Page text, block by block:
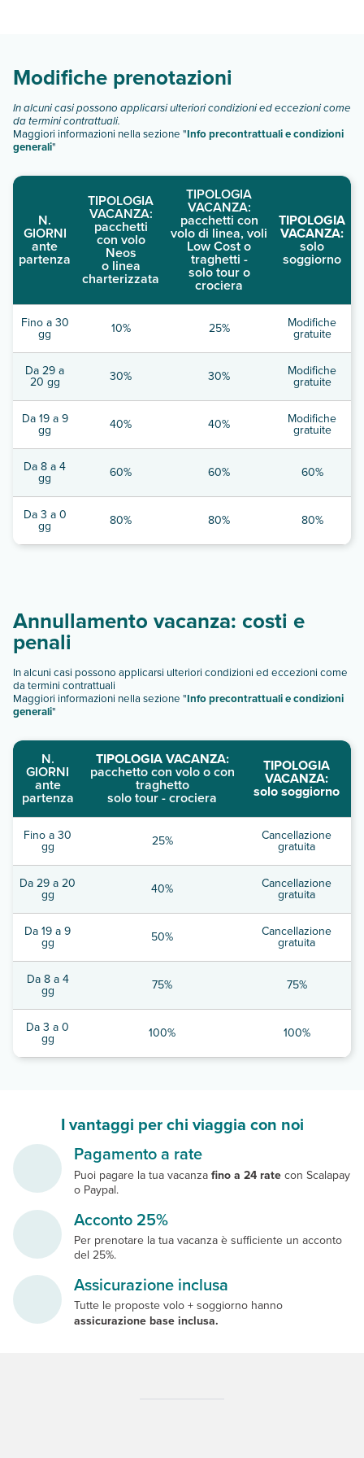
Modifiche prenotazioni
In alcuni casi possono applicarsi ulteriori condizioni ed eccezioni come
da termini contrattuali.
Maggiori informazioni nella sezione "Info precontrattuali e condizioni
generali"
N.
GIORNI
ante
partenza
TIPOLOGIA
VACANZA:
pacchetti
con volo
Neos
o linea
charterizzata
TIPOLOGIA
VACANZA:
pacchetti con
volo di linea, voli
Low Cost o
traghetti -
solo tour o
crociera
TIPOLOGIA
VACANZA:
solo
soggiorno
Fino a 30
gg 10% 25% Modifiche
gratuite
Da 29 a
20 gg 30% 30% Modifiche
gratuite
Da 19 a 9
gg 40% 40% Modifiche
gratuite
Da 8 a 4
gg 60% 60% 60%
Da 3 a 0
gg 80% 80% 80%
Annullamento vacanza: costi e
penali
In alcuni casi possono applicarsi ulteriori condizioni ed eccezioni come
da termini contrattuali
Maggiori informazioni nella sezione "Info precontrattuali e condizioni
generali"
N.
GIORNI
ante
partenza
TIPOLOGIA VACANZA:
pacchetto con volo o con
traghetto
solo tour - crociera
TIPOLOGIA
VACANZA:
solo soggiorno
Fino a 30
gg 25% Cancellazione
gratuita
Da 29 a 20
gg 40% Cancellazione
gratuita
Da 19 a 9
gg 50% Cancellazione
gratuita
Da 8 a 4
gg 75% 75%
Da 3 a 0
gg 100% 100%
I vantaggi per chi viaggia con noi
Pagamento a rate
Puoi pagare la tua vacanza fino a 24 rate con Scalapay
o Paypal.
Acconto 25%
Per prenotare la tua vacanza è sufficiente un acconto
del 25%.
Assicurazione inclusa
Tutte le proposte volo + soggiorno hanno
assicurazione base inclusa.